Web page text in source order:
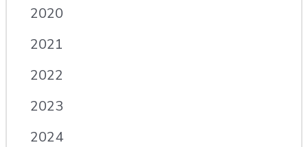
2020
2021
2022
2023
2024